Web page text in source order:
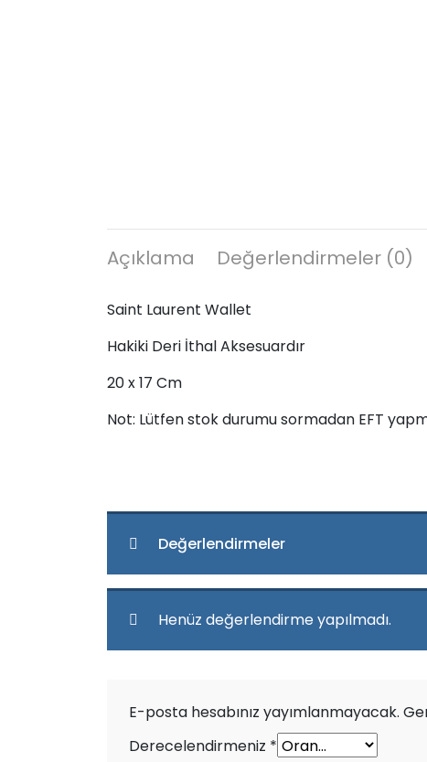
Açıklama Değerlendirmeler (0)
Saint Laurent Wallet
Hakiki Deri İthal Aksesuardır
20 x 17 Cm
Not: Lütfen stok durumu sormadan EFT
Değerlendirmeler
Henüz değerlendirme yapılmadı.
E-posta hesabınız yayımlanmayacak.
Derecelendirmeniz *